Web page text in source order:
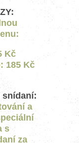
Kč
185 Kč
snídaní:
a
s
za